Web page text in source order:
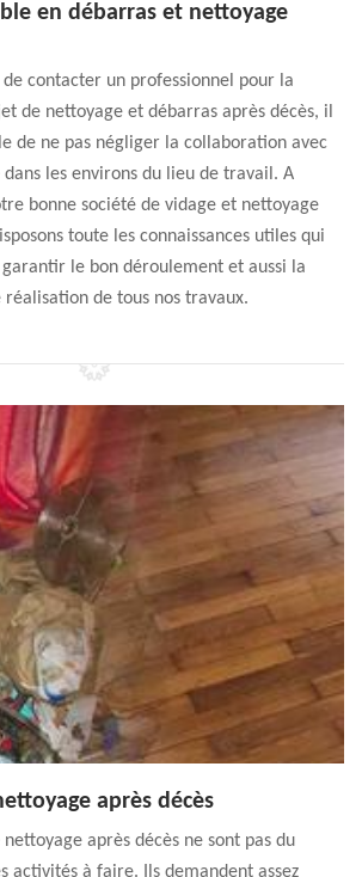
en débarras et nettoyage
contacter un professionnel pour la
de nettoyage et débarras après décès, il
de ne pas négliger la collaboration avec
les environs du lieu de travail. A
bonne société de vidage et nettoyage
toute les connaissances utiles qui
le bon déroulement et aussi la
de tous nos travaux.
après décès
après décès ne sont pas du
activités à faire. Ils demandent assez